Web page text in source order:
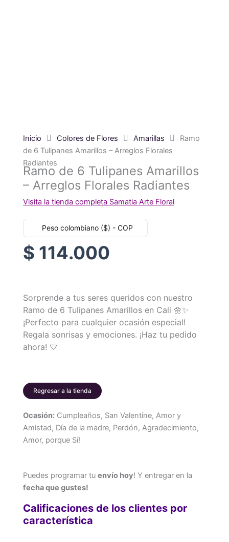
Inicio Colores de Flores Amarillas
Ramo
de 6 Tulipanes Amarillos – Arreglos Florales
Radiantes
Ramo de 6 Tulipanes Amarillos
– Arreglos Florales Radiantes
Visita la tienda completa Samatia Arte Floral
Peso colombiano ($) - COP
$ 114.000
Sorprende a tus seres queridos con nuestro
Ramo de 6 Tulipanes Amarillos en Cali 🌼✨
¡Perfecto para cualquier ocasión especial!
Regala sonrisas y emociones. ¡Haz tu pedido
ahora! 💛
Regresar a la tienda
Ocasión: Cumpleaños, San Valentine, Amor y
Amistad, Día de la madre, Perdón, Agradecimiento,
Amor, porque Sí!
Puedes programar tu envío hoy! Y entregar en la
fecha que gustes!
Calificaciones de los clientes por
característica